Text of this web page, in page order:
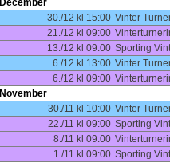
December
30./12 kl 15:00 Vinter
21./12 kl 09:00
13./12 kl 09:00 Sporting
6./12 kl 13:00 Vinter
6./12 kl 09:00
November
30./11 kl 10:00 Vinter
22./11 kl 09:00 Sporting
8./11 kl 09:00
1./11 kl 09:00 Sporting